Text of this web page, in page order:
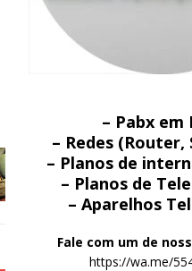
– Pabx em
– Redes (Router,
– Planos de
– Planos de
– Aparelhos
Fale com um de
https://wa.me/